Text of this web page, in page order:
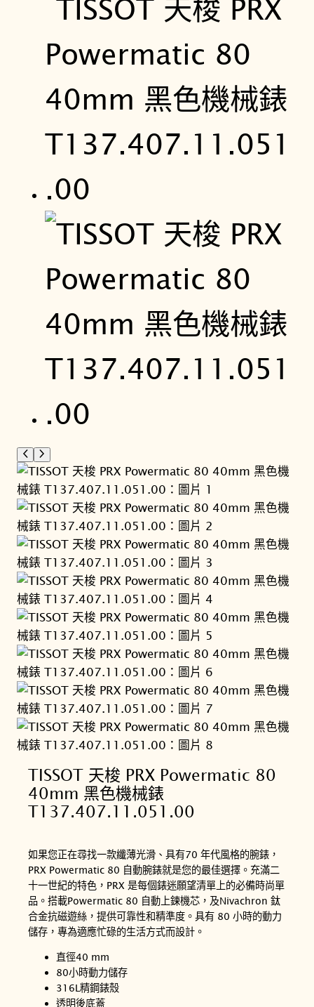
TISSOT 天梭 PRX Powermatic 80
40mm 黑色機械錶
T137.407.11.051.00
如果您正在尋找一款纖薄光滑、具有70 年代風格的腕錶，
PRX Powermatic 80 自動腕錶就是您的最佳選擇。充滿二
十一世紀的特色，PRX 是每個錶迷願望清單上的必備時尚單
品。搭載Powermatic 80 自動上鍊機芯，及Nivachron 鈦
合金抗磁遊絲，提供可靠性和精準度。具有 80 小時的動力
儲存，專為適應忙碌的生活方式而設計。
直徑40 mm
80小時動力儲存
316L精鋼錶殼
透明後底蓋